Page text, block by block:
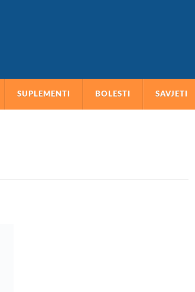
SUPLEMENTI BOLESTI SAVJETI